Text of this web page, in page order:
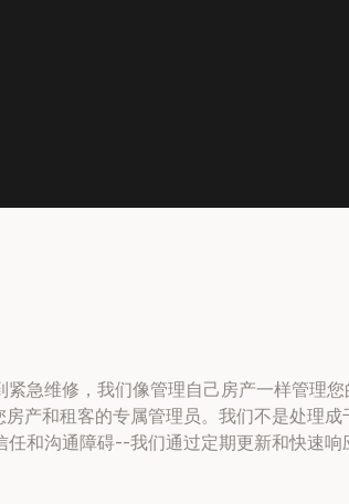
急维修，我们像管理自己房产一样管理您
产和租客的专属管理员。我们不是处理成
和沟通障碍--我们通过定期更新和快速响